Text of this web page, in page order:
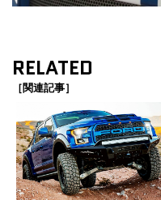
RELATED
［関連記事］